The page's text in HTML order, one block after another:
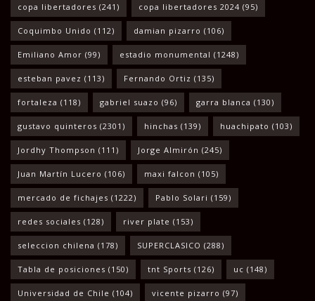
copa libertadores (241) copa libertadores 2024 (95)
Coquimbo Unido (112) damian pizarro (106)
Emiliano Amor (99) estadio monumental (1248)
esteban pavez (113) Fernando Ortiz (135)
fortaleza (118) gabriel suazo (96) garra blanca (130)
gustavo quinteros (2301) hinchas (139) huachipato (103)
Jordhy Thompson (111) Jorge Almirón (245)
Juan Martín Lucero (106) maxi falcon (105)
mercado de fichajes (1222) Pablo Solari (159)
redes sociales (128) river plate (153)
seleccion chilena (178) SUPERCLASICO (288)
Tabla de posiciones (150) tnt Sports (126) uc (148)
Universidad de Chile (104) vicente pizarro (97)